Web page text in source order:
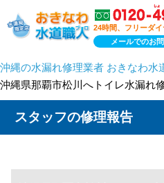
24時間、フリーダイ
メールでのお
沖縄の水漏れ修理業者 おきなわ水
沖縄県那覇市松川へトイレ水漏れ
スタッフの修理報告